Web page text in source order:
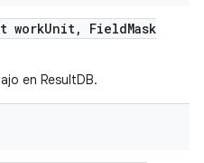
workUnit, FieldMask
en ResultDB.